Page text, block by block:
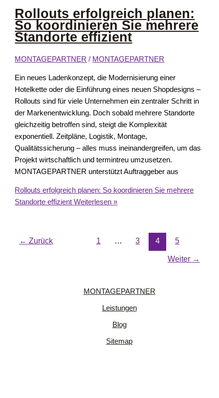
Rollouts erfolgreich planen:
So koordinieren Sie mehrere
Standorte effizient
MONTAGEPARTNER / MONTAGEPARTNER
Ein neues Ladenkonzept, die Modernisierung einer
Hotelkette oder die Einführung eines neuen Shopdesigns –
Rollouts sind für viele Unternehmen ein zentraler Schritt in
der Markenentwicklung. Doch sobald mehrere Standorte
gleichzeitig betroffen sind, steigt die Komplexität
exponentiell. Zeitpläne, Logistik, Montage,
Qualitätssicherung – alles muss ineinandergreifen, um das
Projekt wirtschaftlich und termintreu umzusetzen.
MONTAGEPARTNER unterstützt Auftraggeber aus
Rollouts erfolgreich planen: So koordinieren Sie mehrere
Standorte effizient Weiterlesen »
← Zurück 1 … 3 4 5
Weiter →
MONTAGEPARTNER
Leistungen
Blog
Sitemap